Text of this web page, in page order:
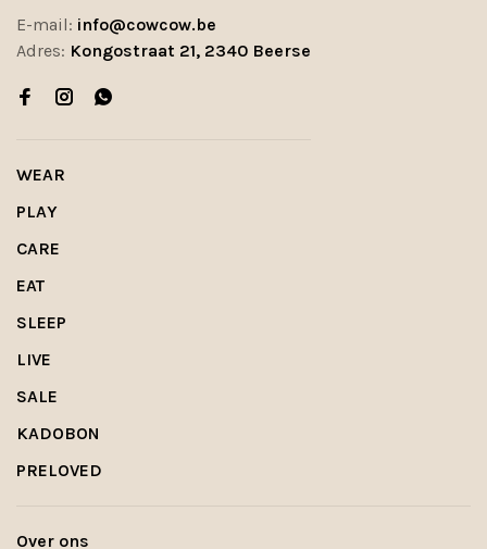
E-mail: info@cowcow.be
Adres: Kongostraat 21, 2340 Beerse
WEAR
PLAY
CARE
EAT
SLEEP
LIVE
SALE
KADOBON
PRELOVED
Over ons